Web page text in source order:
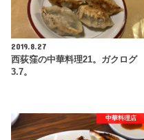
2019.8.27
西荻窪の中華料理21。ガクログ
3.7。
中華料理店